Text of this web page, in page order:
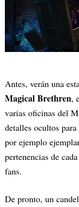
Antes, verán una
Magical Brethren,
varias oficinas del
detalles ocultos
por ejemplo
pertenencias de
fans.
De pronto, un